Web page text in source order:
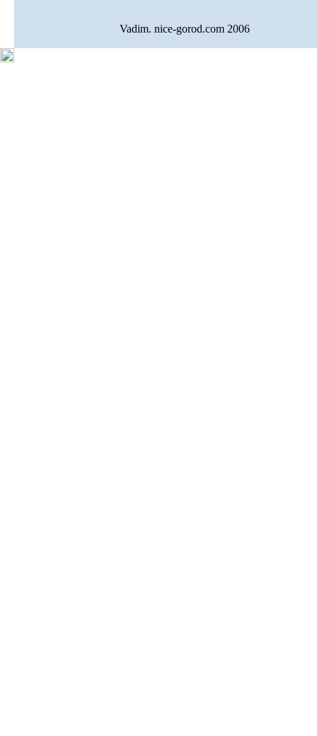
Vadim. nice-gorod.com 2006